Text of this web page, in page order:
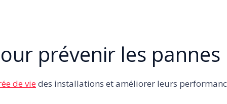
prévenir les pannes
de vie des installations et améliorer leurs